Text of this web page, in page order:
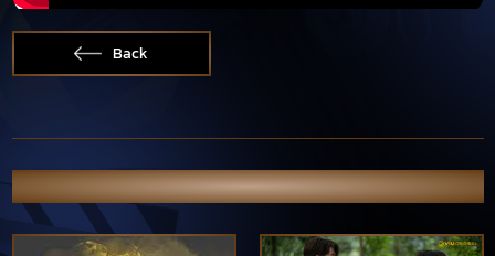
Back
OTHER NEWS & PORTFOLIO